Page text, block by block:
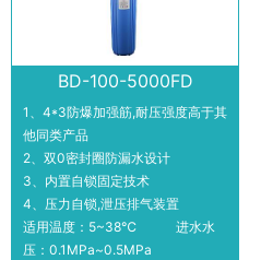
BD-100-5000FD
1、4*3防爆加强筋,耐压强度高于其
他同类产品
2、双0密封圈防漏水设计
3、内置自锁固定技术
4、压力自锁,泄压排气装置
适用温度：5~38℃ 进水水
压：0.1MPa~0.5MPa